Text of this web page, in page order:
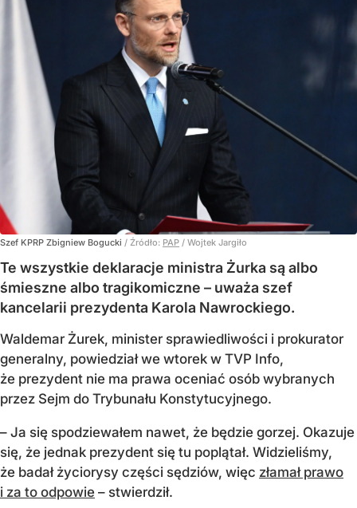
Szef KPRP Zbigniew Bogucki / Źródło: PAP / Wojtek Jargiło
Te wszystkie deklaracje ministra Żurka są albo
śmieszne albo tragikomiczne – uważa szef
kancelarii prezydenta Karola Nawrockiego.
Waldemar Żurek, minister sprawiedliwości i prokurator
generalny, powiedział we wtorek w TVP Info,
że prezydent nie ma prawa oceniać osób wybranych
przez Sejm do Trybunału Konstytucyjnego.
– Ja się spodziewałem nawet, że będzie gorzej. Okazuje
się, że jednak prezydent się tu poplątał. Widzieliśmy,
że badał życiorysy części sędziów, więc złamał prawo
i za to odpowie – stwierdził.